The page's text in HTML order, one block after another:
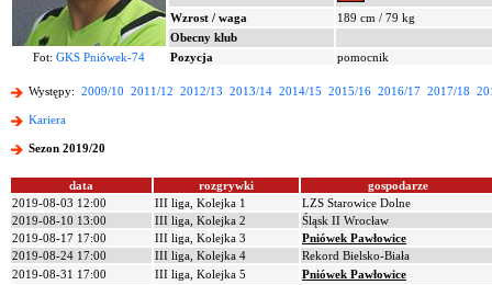
Wzrost / waga
189 cm / 79 kg
Obecny klub
Fot: GKS Pniówek-74 Pozycja pomocnik
Występy: 2009/10 2011/12 2012/13 2013/14 2014/15 2015/16 2016/17 2017/18
Kariera
Sezon 2019/20
data rozgrywki
gospodarze
2019-08-03 12:00
III liga, Kolejka 1
LZS Starowice Dolne
2019-08-10 13:00
III liga, Kolejka 2
Śląsk II Wrocław
2019-08-17 17:00
III liga, Kolejka 3
Pniówek Pawłowice
2019-08-24 17:00
III liga, Kolejka 4
Rekord Bielsko-Biała
2019-08-31 17:00
III liga, Kolejka 5
Pniówek Pawłowice